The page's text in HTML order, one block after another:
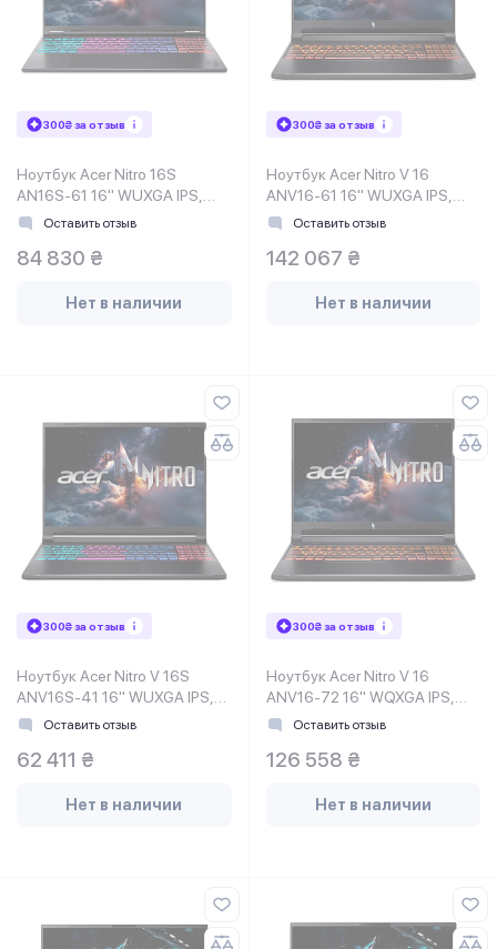
300₴ за отзыв
Ноутбук Acer Nitro 16S
AN16S-61 16" WUXGA IPS,
AMD R7-350, 32GB, F1TB,
Оставить отзыв
84 830 ₴
Нет в наличии
300₴ за отзыв
Ноутбук Acer Nitro V 16
ANV16-61 16" WUXGA IPS,
AMD R9-365, 32GB, F1TB,
Оставить отзыв
142 067 ₴
Нет в наличии
300₴ за отзыв
Ноутбук Acer Nitro V 16S
ANV16S-41 16" WUXGA IPS,
AMD R5-240, 16GB, F1TB,
Оставить отзыв
62 411 ₴
Нет в наличии
300₴ за отзыв
Ноутбук Acer Nitro V 16
ANV16-72 16" WQXGA IPS,
Intel 9-270H, 32GB, F1TB,
Оставить отзыв
126 558 ₴
Нет в наличии